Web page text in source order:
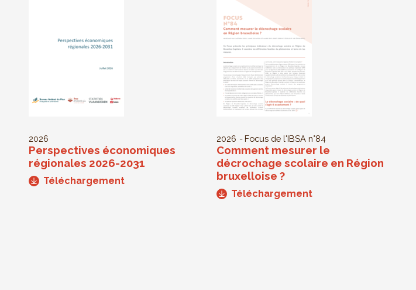
2026
Perspectives économiques
régionales 2026-2031
Téléchargement
2026 Focus de l'IBSA n°84
Comment mesurer le
décrochage scolaire en Région
bruxelloise ?
Téléchargement